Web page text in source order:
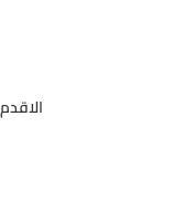
الاقدم